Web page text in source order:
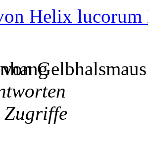
Helix lucorum
Zugriffe